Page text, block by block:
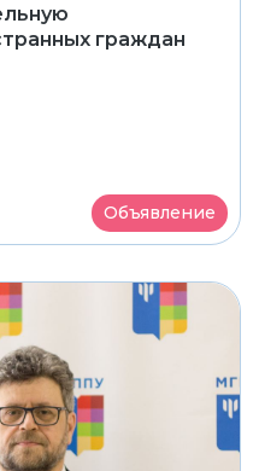
граждан
Объявление